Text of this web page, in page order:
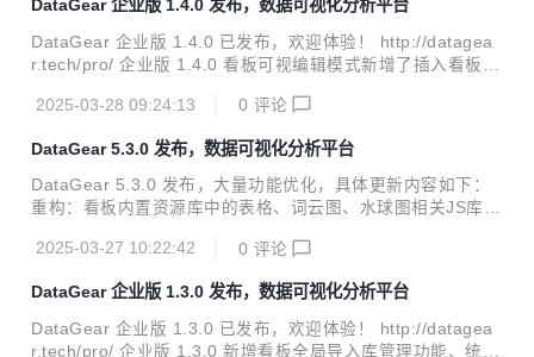
官网地址： http://www.datagear.tech 源码地址： Gitee：htt
ps://gitee.com/datagear/datagear Github：https://github.c
om/datageartech/datage...
DataGear 企业版 1.4.0 发布，数据可视化分析平台
DataGear 企业版 1.4.0 已发布，欢迎体验！ http://datagea
r.tech/pro/ 企业版 1.4.0 看板可视编辑模式新增了插入看板表
具体更新内容如下： 新增：看板可视编辑模式新增插入看板表
式样式设置面板新增背景模板功能，可一键应用常用看板背
景； 新增：看板可视编辑模式图表主题设置面板新增图形颜色
模板功能，可一键应用常用图表颜色； 新增：看板可视编辑模
视编辑模式新增撤销/恢复操作功能； 改进：数据...
2025-03-28 09:24:13 0 评论
DataGear 5.3.0 发布，数据可视化分析平台
DataGear 5.3.0 发布，大量功能优化，具体更新内容如下：
重构：看板内置资源库中的表格、词云图、水球图相关JS库移
nt应用配置项，用于自定义系统首页欢迎语； 新增：看板可视
图表插件新增【基本表格V2】插件，替换已弃用的【基本表格
V1】插件； 新增：看板JS对象新增dashboard.chartsIn()函
数，用于获取指定元素内的所有图表； 新增：看板JS对象新
2025-03-27 10:22:42 0 评论
DataGear 企业版 1.3.0 发布，数据可视化分析平台
DataGear 企业版 1.3.0 已发布，欢迎体验！ http://datagea
r.tech/pro/ 企业版 1.3.0 新增看板全局导入库管理功能、统一